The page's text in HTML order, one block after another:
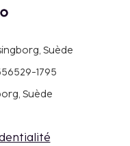
Suède
1795
Suède